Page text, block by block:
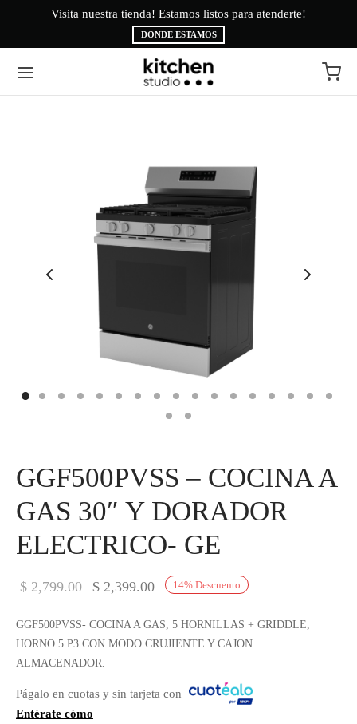
Visita nuestra tienda! Estamos listos para atenderte!
DONDE ESTAMOS
GGF500PVSS – COCINA A
GAS 30″ Y DORADOR
ELECTRICO- GE
14% Descuento
$2,799.00
El precio
$ 2,799.00.
$ 2,399.00 El precio
$ 2,399.00.
GGF500PVSS- COCINA A GAS, 5 HORNILLAS + GRIDDLE,
HORNO 5 P3 CON MODO CRUJIENTE Y CAJON
ALMACENADOR.
Págalo en cuotas y sin tarjeta con
Entérate cómo
BRYTE
STUDIO